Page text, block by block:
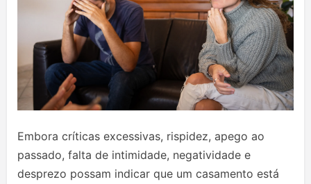
Embora críticas excessivas, rispidez, apego ao
passado, falta de intimidade, negatividade e
desprezo possam indicar que um casamento está